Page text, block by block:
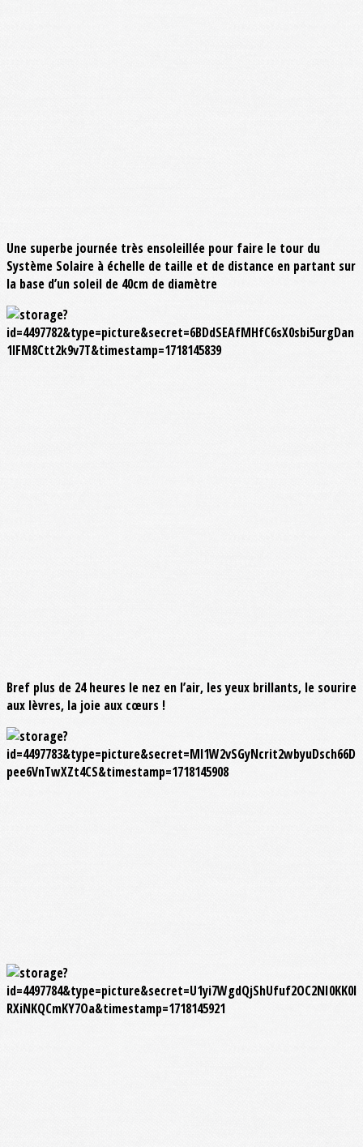
Une superbe journée très ensoleillée pour faire le tour du
Système Solaire à échelle de taille et de distance en partant sur
la base d’un soleil de 40cm de diamètre
Bref plus de 24 heures le nez en l’air, les yeux brillants, le sourire
aux lèvres, la joie aux cœurs !